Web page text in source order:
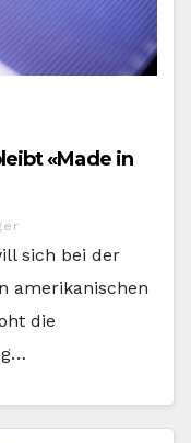
«Made in
sich bei der
amerikanischen
die